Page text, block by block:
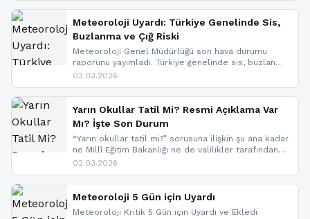
Meteoroloji Uyardı: Türkiye Genelinde Sis,
Buzlanma ve Çığ Riski
Meteoroloji Genel Müdürlüğü son hava durumu
raporunu yayımladı. Türkiye genelinde sis, buzlanma
ve don beklenirken Doğu Anadolu ve Doğu
yapıldı. İşte son dakika meteoroloji gelişmeleri.
03.03.2026
Yarın Okullar Tatil Mi? Resmi Açıklama Var
Mı? İşte Son Durum
“Yarın okullar tatil mi?” sorusuna ilişkin şu ana kadar
ne Millî Eğitim Bakanlığı ne de valilikler tarafından
yapılmış resmi bir tatil açıklaması bulunmamaktadır.
paylaşacağız. En hızlı şekilde haberdar olmak için
sitemizi takip edebilir ve bildirimleri açabilirsiniz.
02.03.2026
Meteoroloji 5 Gün için Uyardı
Meteoroloji Kritik 5 Gün için Uyardı ve Ekledi